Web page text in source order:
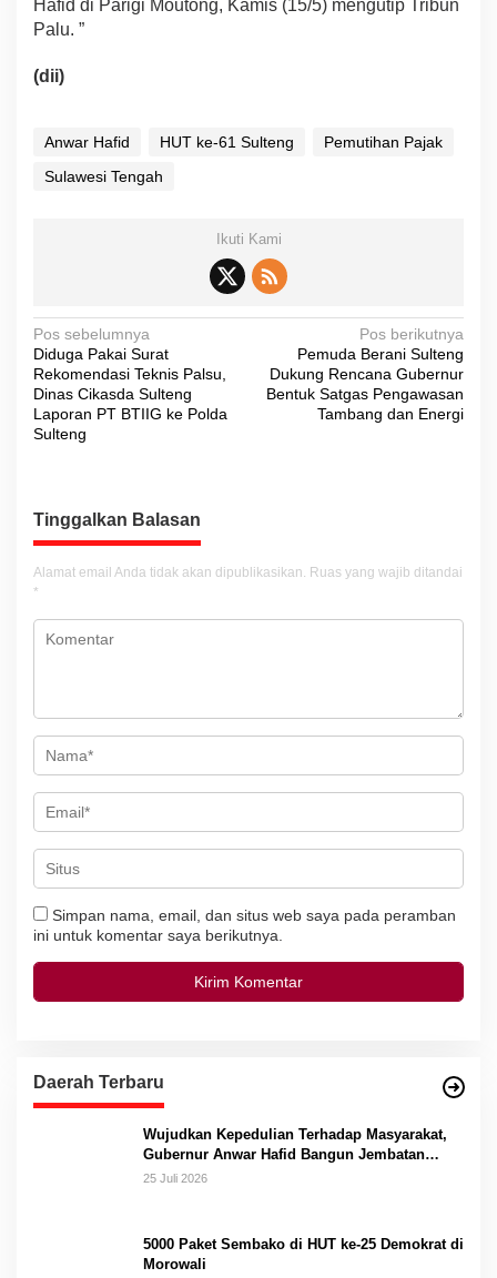
Hafid di Parigi Moutong, Kamis (15/5) mengutip Tribun
Palu. ”
(dii)
Anwar Hafid HUT ke-61 Sulteng
Pemutihan Pajak
Sulawesi Tengah
Ikuti Kami
N
a
v
i
s
i
p
o
s
Pos sebelumnya
Diduga Pakai Surat
Rekomendasi Teknis Palsu,
Dinas Cikasda Sulteng
Laporan PT BTIIG ke Polda
Sulteng
Pos berikutnya
Pemuda Berani Sulteng
Dukung Rencana Gubernur
Bentuk Satgas Pengawasan
Tambang dan Energi
Tinggalkan Balasan
Alamat email Anda tidak akan dipublikasikan. Ruas yang wajib ditandai
*
Simpan nama, email, dan situs web saya pada peramban
ini untuk komentar saya berikutnya.
Daerah Terbaru
Wujudkan Kepedulian Terhadap Masyarakat,
Gubernur Anwar Hafid Bangun Jembatan
Gantung Masungkang dengan Dana Pribadi
25 Juli 2026
5000 Paket Sembako di HUT ke-25 Demokrat di
Morowali